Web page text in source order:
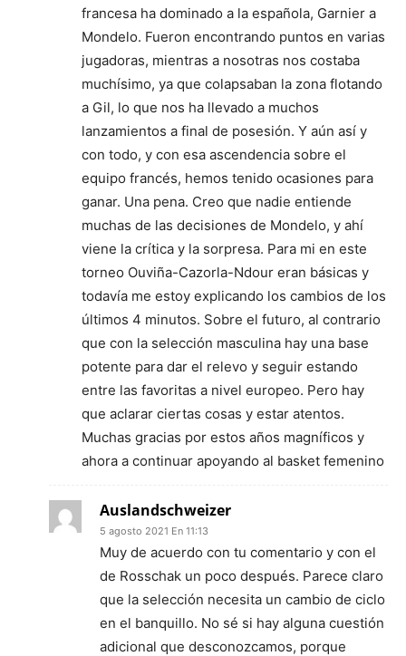
francesa ha dominado a la española, Garnier a
Mondelo. Fueron encontrando puntos en varias
jugadoras, mientras a nosotras nos costaba
muchísimo, ya que colapsaban la zona flotando
a Gil, lo que nos ha llevado a muchos
lanzamientos a final de posesión. Y aún así y
con todo, y con esa ascendencia sobre el
equipo francés, hemos tenido ocasiones para
ganar. Una pena. Creo que nadie entiende
muchas de las decisiones de Mondelo, y ahí
viene la crítica y la sorpresa. Para mi en este
torneo Ouviña-Cazorla-Ndour eran básicas y
todavía me estoy explicando los cambios de los
últimos 4 minutos. Sobre el futuro, al contrario
que con la selección masculina hay una base
potente para dar el relevo y seguir estando
entre las favoritas a nivel europeo. Pero hay
que aclarar ciertas cosas y estar atentos.
Muchas gracias por estos años magníficos y
ahora a continuar apoyando al basket femenino
Auslandschweizer
5 agosto 2021 En 11:13
Muy de acuerdo con tu comentario y con el
de Rosschak un poco después. Parece claro
que la selección necesita un cambio de ciclo
en el banquillo. No sé si hay alguna cuestión
adicional que desconozcamos, porque